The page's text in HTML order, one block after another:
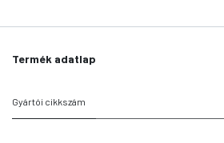
Termék adatlap
Gyártói cikkszám